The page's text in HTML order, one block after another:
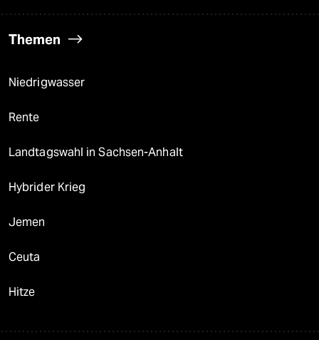
Themen
Niedrigwasser
Rente
Landtagswahl in Sachsen-Anhalt
Hybrider Krieg
Jemen
Ceuta
Hitze